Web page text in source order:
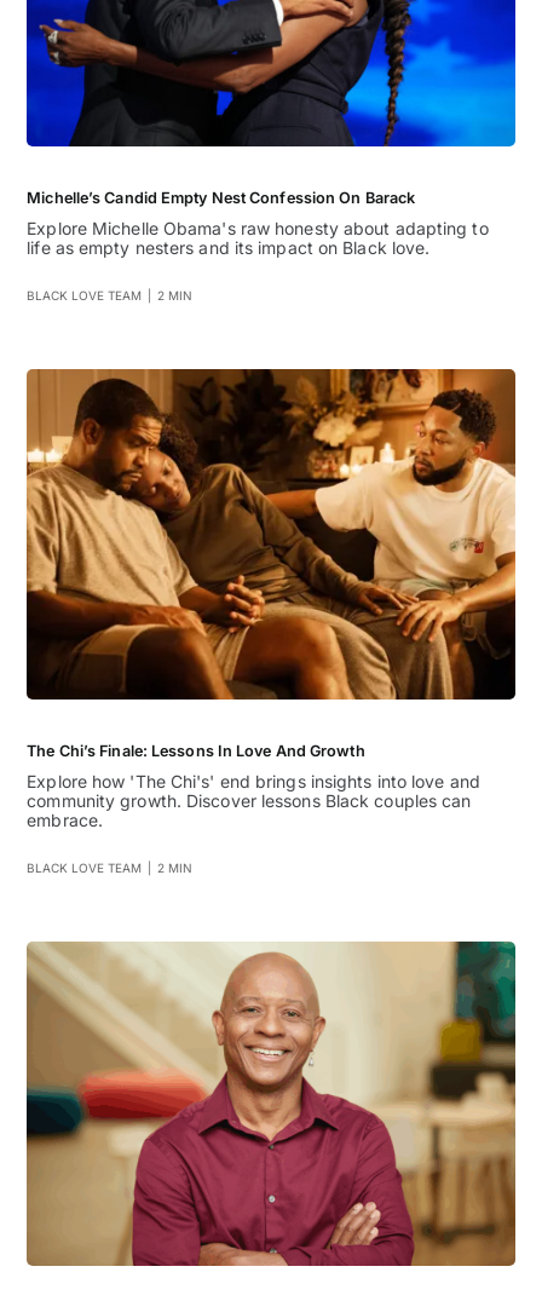
Michelle’s Candid Empty Nest Confession On Barack
Explore Michelle Obama's raw honesty about adapting to
life as empty nesters and its impact on Black love.
BLACK LOVE TEAM 2 MIN
The Chi’s Finale: Lessons In Love And Growth
Explore how 'The Chi's' end brings insights into love and
community growth. Discover lessons Black couples can
embrace.
BLACK LOVE TEAM 2 MIN